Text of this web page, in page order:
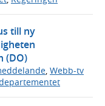
till ny
(DO)
Webb-tv